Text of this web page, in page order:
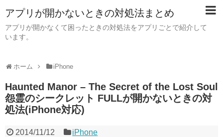
アプリが開かないときの対処法まとめ
アプリが開かなくて困ったときの対処法をアプリごとで紹介して
います。
ホーム iPhone
Haunted Manor – The Secret of the Lost Soul
怨霊のシークレット FULLが開かないときの対
処法(iPhone対応)
2014/11/12 iPhone